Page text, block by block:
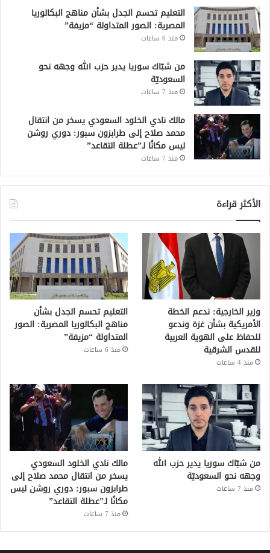
التعليم تحسم الجدل بشأن مناهج البكالوريا
المصرية: الصور المتداولة “مزيفة”
منذ 6 ساعات
من شبّاك سوريا يدير حزب الله وجهه نحو
السعوديّة
منذ 7 ساعات
مالك نادي الخلود السعودي يسخر من انتقال
محمد صلاح إلى طرابزون سبور: دوري روشن
ليس مكانًا لـ”عطلة التقاعد”
منذ 7 ساعات
الأكثر قراءة
وزير الخارجية: ندعم الخطة
الأمريكية بشأن غزة وندعو
للحفاظ على الهوية العربية
للقدس الشرقية
منذ 4 ساعات
التعليم تحسم الجدل بشأن
مناهج البكالوريا المصرية: الصور
المتداولة “مزيفة”
منذ 6 ساعات
من شبّاك سوريا يدير حزب الله
وجهه نحو السعوديّة
منذ 7 ساعات
مالك نادي الخلود السعودي
يسخر من انتقال محمد صلاح إلى
طرابزون سبور: دوري روشن ليس
مكانًا لـ”عطلة التقاعد”
منذ 7 ساعات